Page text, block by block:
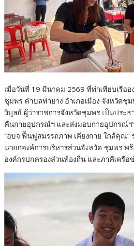
เมื่อวันที่ 19 มีนาคม 2569 ที่ท่าเทียบเรือ
ชุมพร ตำบลท่ายาง อำเภอเมือง จังหวัดชุ
วิบูลย์ ผู้ว่าราชการจังหวัดชุมพร เป็นประธ
คืนกายอุปกรณ์ฯ และส่งมอบกายอุปกรณ์ฯ
“อบจ.ฟื้นฟูสมรรถภาพ เคียงกาย ใกล้คุณ
นายกองค์การบริหารส่วนจังหวัด ชุมพร พ
องค์กรปกครองส่วนท้องถิ่น และภาคีเครือ